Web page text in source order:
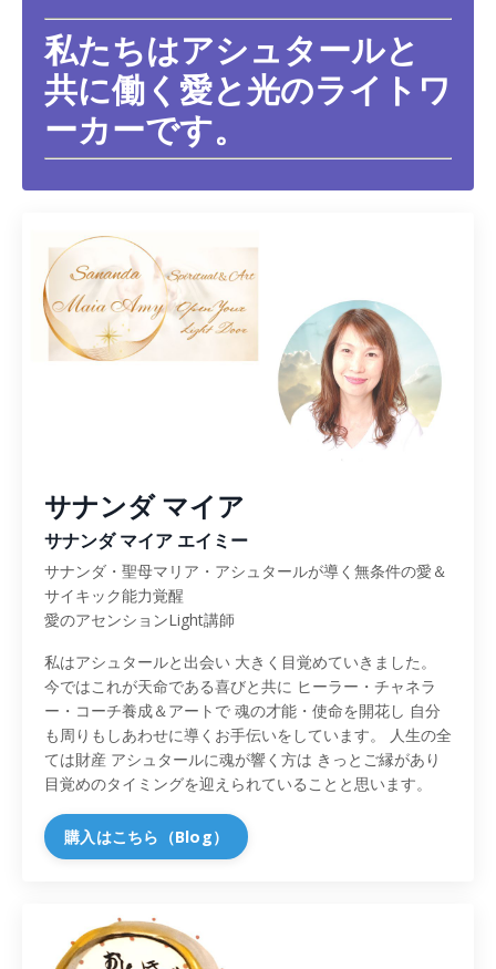
私たちはアシュタールと
共に働く愛と光のライトワ
ーカーです。
サナンダ マイア
サナンダ マイア エイミー
サナンダ・聖母マリア・アシュタールが導く無条件の愛＆
サイキック能力覚醒
愛のアセンションLight講師
私はアシュタールと出会い 大きく目覚めていきました。
今ではこれが天命である喜びと共に ヒーラー・チャネラ
ー・コーチ養成＆アートで 魂の才能・使命を開花し 自分
も周りもしあわせに導くお手伝いをしています。 人生の全
ては財産 アシュタールに魂が響く方は きっとご縁があり
目覚めのタイミングを迎えられていることと思います。
購入はこちら（Blog）